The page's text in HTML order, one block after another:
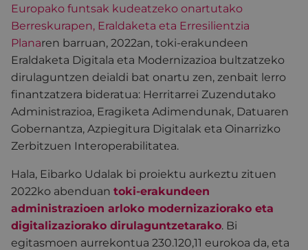
Europako funtsak kudeatzeko onartutako
Berreskurapen, Eraldaketa eta Erresilientzia
Planaren barruan, 2022an, toki-erakundeen
Eraldaketa Digitala eta Modernizazioa bultzatzeko
dirulaguntzen deialdi bat onartu zen, zenbait lerro
finantzatzera bideratua: Herritarrei Zuzendutako
Administrazioa, Eragiketa Adimendunak, Datuaren
Gobernantza, Azpiegitura Digitalak eta Oinarrizko
Zerbitzuen Interoperabilitatea.
Hala, Eibarko Udalak bi proiektu aurkeztu zituen
2022ko abenduan toki-erakundeen
administrazioen arloko modernizaziorako eta
digitalizaziorako dirulaguntzetarako. Bi
egitasmoen aurrekontua 230.120,11 eurokoa da, eta